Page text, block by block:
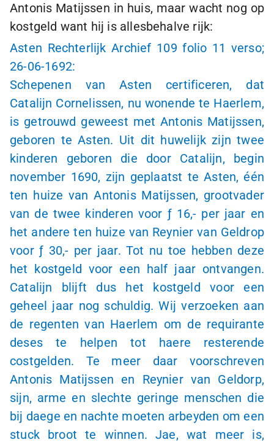
Antonis Matijssen in huis, maar wacht nog op
kostgeld want hij is allesbehalve rijk:
Asten Rechterlijk Archief 109 folio 11 verso;
26-06-1692:
Schepenen van Asten certificeren, dat
Catalijn Cornelissen, nu wonende te Haerlem,
is getrouwd geweest met Antonis Matijssen,
geboren te Asten. Uit dit huwelijk zijn twee
kinderen geboren die door Catalijn, begin
november 1690, zijn geplaatst te Asten, één
ten huize van Antonis Matijssen, grootvader
van de twee kinderen voor ƒ 16,- per jaar en
het andere ten huize van Reynier van Geldrop
voorƒ 30,- per jaar. Tot nu toe hebben deze
het kostgeld voor een half jaar ontvangen.
Catalijn blijft dus het kostgeld voor een
geheel jaar nog schuldig. Wij verzoeken aan
de regenten van Haerlem om de requirante
deses te helpen tot haere resterende
costgelden. Te meer daar voorschreven
Antonis Matijssen en Reynier van Geldorp,
sijn, arme en slechte geringe menschen die
bij daege en nachte moeten arbeyden om een
stuck broot te winnen. Jae, wat meer is,